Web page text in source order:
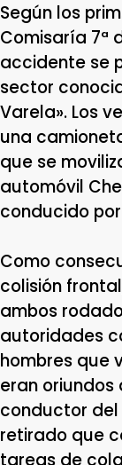
Según los
Comisaría 7ª
accidente se
sector
Varela». Los
una
que se
automóvil
conducido
Como
colisión
ambos
autoridades
hombres que
eran oriundos
conductor
retirado que